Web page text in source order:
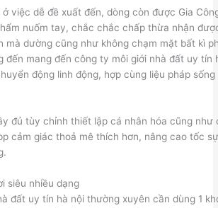
việc dễ đề xuất đến, dòng còn được Gia
nuốm tay, chắc chắc chấp thừa nhận
mà dường cũng như không chạm mặt bất kì
đến mang đến công ty môi giới nhà đất uy tín
động linh động, hợp cùng liệu pháp
đủ tùy chỉnh thiết lập cá nhân hóa cũng như
cảm giác thoả mê thích hơn, nâng cao tốc
siêu nhiều dạng
đất uy tín hà nội thường xuyên cần dùng 1